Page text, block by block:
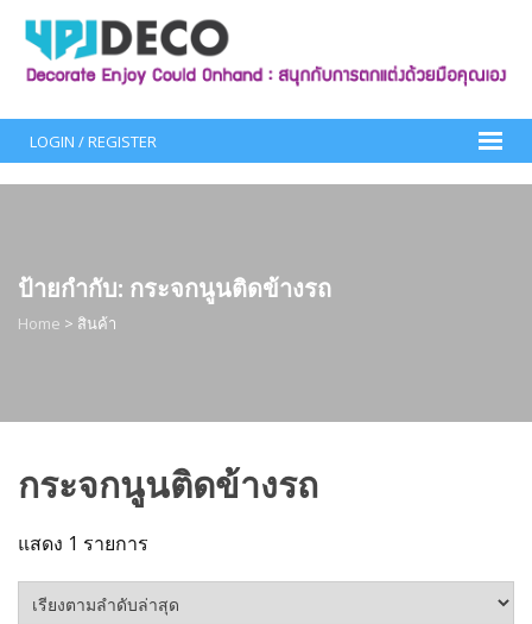
content
LOGIN / REGISTER
ป้ายกำกับ: กระจกนูนติดข้างรถ
Home > สินค้า
กระจกนูนติดข้างรถ
แสดง 1 รายการ